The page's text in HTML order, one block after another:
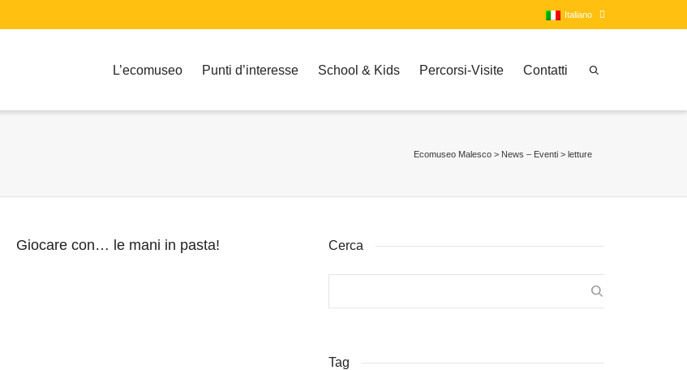
Italiano
Inglese
L’ecomuseo Punti d’interesse School & Kids Percorsi-Visite Contatti
Ecomuseo Malesco > News – Eventi > letture
Giocare con… le mani in pasta! Cerca
Tag